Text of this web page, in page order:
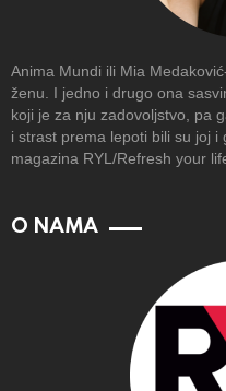
Anima Mundi ili Mia
ženu. I jedno i drugo ona
koji je za nju zadovoljstvo, pa
i strast prema lepoti bili su joj
magazina RYL/Refresh your
O NAMA